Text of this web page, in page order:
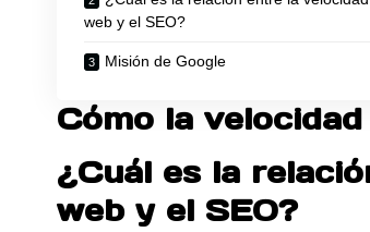
web y el SEO?
Misión de Google
Cómo la
¿Cuál es la
web y el SEO?